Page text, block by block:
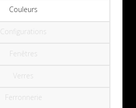
Couleurs
Configurations
Fenêtres
Verres
Ferronnerie